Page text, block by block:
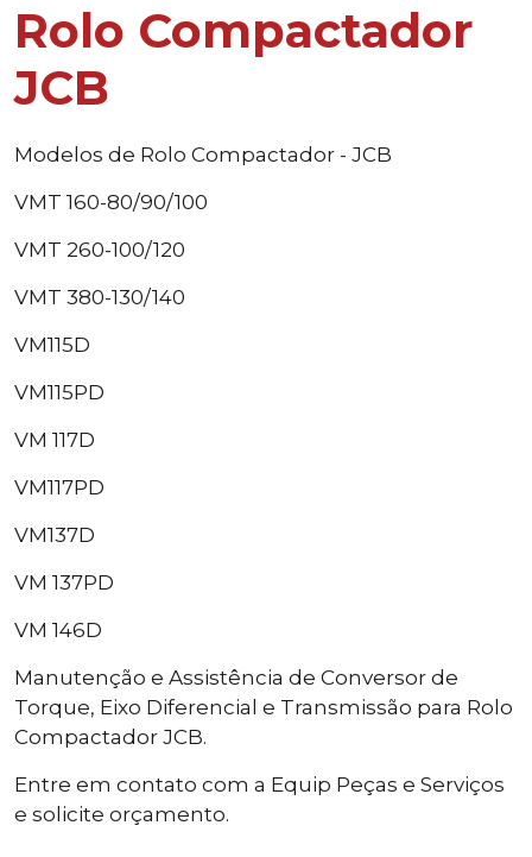
Rolo Compactador
JCB
Modelos de Rolo Compactador - JCB
VMT 160-80/90/100
VMT 260-100/120
VMT 380-130/140
VM115D
VM115PD
VM 117D
VM117PD
VM137D
VM 137PD
VM 146D
Manutenção e Assistência de Conversor de
Torque, Eixo Diferencial e Transmissão para Rolo
Compactador JCB.
Entre em contato com a Equip Peças e Serviços
e solicite orçamento.